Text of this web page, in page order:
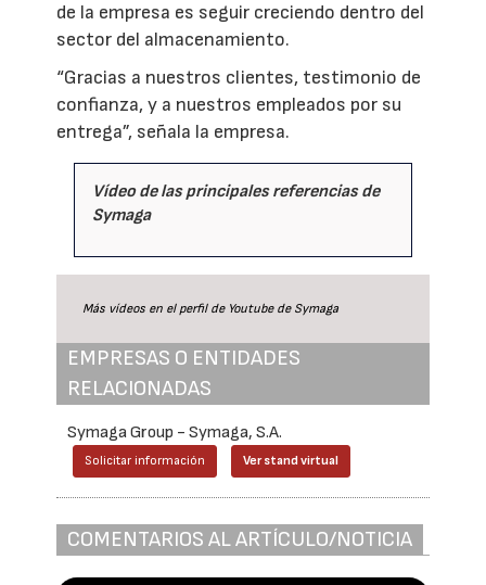
de la empresa es seguir creciendo dentro del
sector del almacenamiento.
“Gracias a nuestros clientes, testimonio de
confianza, y a nuestros empleados por su
entrega”, señala la empresa.
Vídeo de las principales referencias de
Symaga
Más vídeos en el perfil de Youtube de Symaga
EMPRESAS O ENTIDADES
RELACIONADAS
Symaga Group - Symaga, S.A.
Solicitar información Ver stand virtual
COMENTARIOS AL ARTÍCULO/NOTICIA